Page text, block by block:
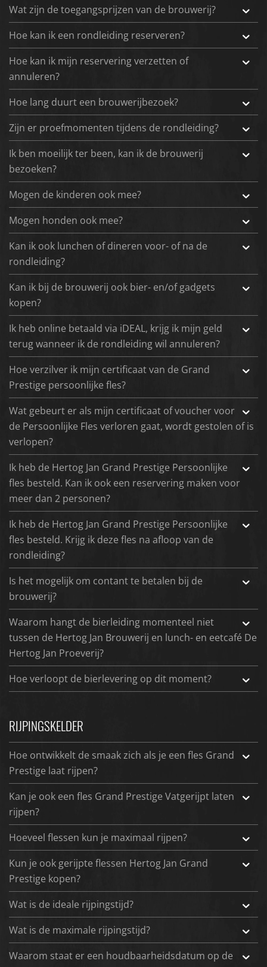
Wat zijn de toegangsprijzen van de brouwerij?
Hoe kan ik een rondleiding reserveren?
Hoe kan ik mijn reservering verzetten of
annuleren?
Hoe lang duurt een brouwerijbezoek?
Zijn er proefmomenten tijdens de rondleiding?
Ik ben moeilijk ter been, kan ik de brouwerij
bezoeken?
Mogen de kinderen ook mee?
Mogen honden ook mee?
Kan ik ook lunchen of dineren voor- of na de
rondleiding?
Kan ik bij de brouwerij ook bier- en/of gadgets
kopen?
Ik heb online betaald via iDEAL, krijg ik mijn geld
terug wanneer ik de rondleiding wil annuleren?
Hoe verzilver ik mijn certificaat van de Grand
Prestige persoonlijke fles?
Wat gebeurt er als mijn certificaat of voucher voor
de Persoonlijke Fles verloren gaat, wordt gestolen of is
verlopen?
Ik heb de Hertog Jan Grand Prestige Persoonlijke
fles besteld. Kan ik ook een reservering maken voor
meer dan 2 personen?
Ik heb de Hertog Jan Grand Prestige Persoonlijke
fles besteld. Krijg ik deze fles na afloop van de
rondleiding?
Is het mogelijk om contant te betalen bij de
brouwerij?
Waarom hangt de bierleiding momenteel niet
tussen de Hertog Jan Brouwerij en lunch- en eetcafé De
Hertog Jan Proeverij?
Hoe verloopt de bierlevering op dit moment?
RIJPINGSKELDER
Hoe ontwikkelt de smaak zich als je een fles Grand
Prestige laat rijpen?
Kan je ook een fles Grand Prestige Vatgerijpt laten
rijpen?
Hoeveel flessen kun je maximaal rijpen?
Kun je ook gerijpte flessen Hertog Jan Grand
Prestige kopen?
Wat is de ideale rijpingstijd?
Wat is de maximale rijpingstijd?
Waarom staat er een houdbaarheidsdatum op de